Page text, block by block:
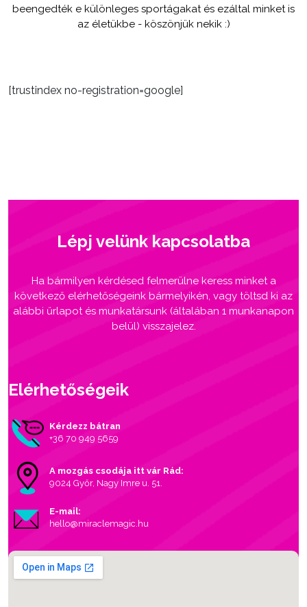
beengedték e különleges sportágakat és ezáltal minket is
az életükbe - köszönjük nekik :)
[trustindex no-registration=google]
Lépj velünk kapcsolatba
Ha bármilyen kérdésed felmerülne keress minket a
következő elérhetőségeink bármelyikén, vagy töltsd ki az
alábbi űrlapot és munkatársunk (általában 1 munkanapon
belül) visszajelez.
Elérhetőségeik
Kérdezz bátran
+36 70 949 5659
A mozgás csodája itt vár Rád:
9024 Győr, Nagy Imre u. 51.
E-mail:
hello@miraclemagic.hu